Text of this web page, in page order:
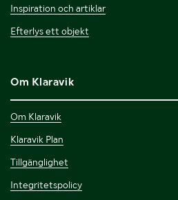
Inspiration och artiklar
Efterlys ett objekt
Om Klaravik
Om Klaravik
Klaravik Plan
Tillgänglighet
Integritetspolicy